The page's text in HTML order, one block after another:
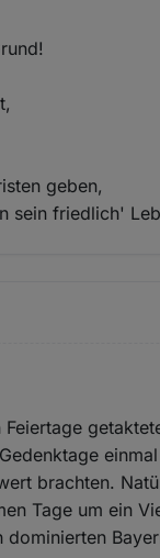
geben,
sein friedlich'
brachten.
Tage um ein